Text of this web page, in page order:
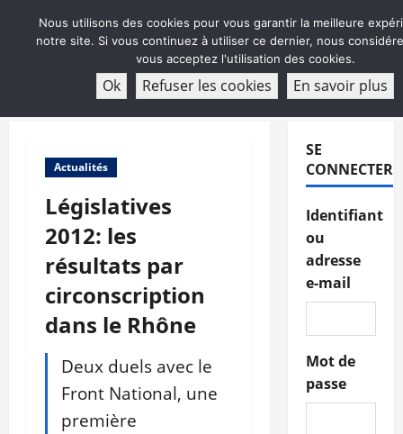
ABONNEMENT
Actualités
Législatives
2012: les
résultats par
circonscription
dans le Rhône
Deux duels avec le
Front National, une
première
SE
CONNECTER
Identifiant
ou
adresse
e-mail
Mot de
passe
Nous utilisons des cookies pour vous garantir la meilleure
notre site. Si vous continuez à utiliser ce dernier, nous
vous acceptez l'utilisation des cookies.
Ok Refuser les cookies En savoir plus